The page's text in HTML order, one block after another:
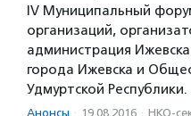
IV Муниципальный
организаций,
администрация
города Ижевска и
Удмуртской
Анонсы · 19.08.2016 · НКО-